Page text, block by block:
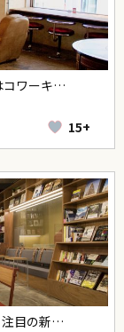
コワーキ…
15+
注目の新…